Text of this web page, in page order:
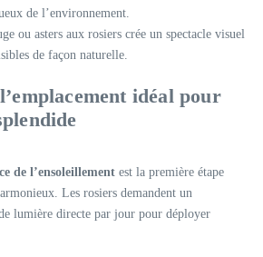
de l’environnement.
ou asters aux rosiers crée un spectacle visuel
de façon naturelle.
idéal pour
de l’ensoleillement est la première étape
Les rosiers demandent un
lumière directe par jour pour déployer